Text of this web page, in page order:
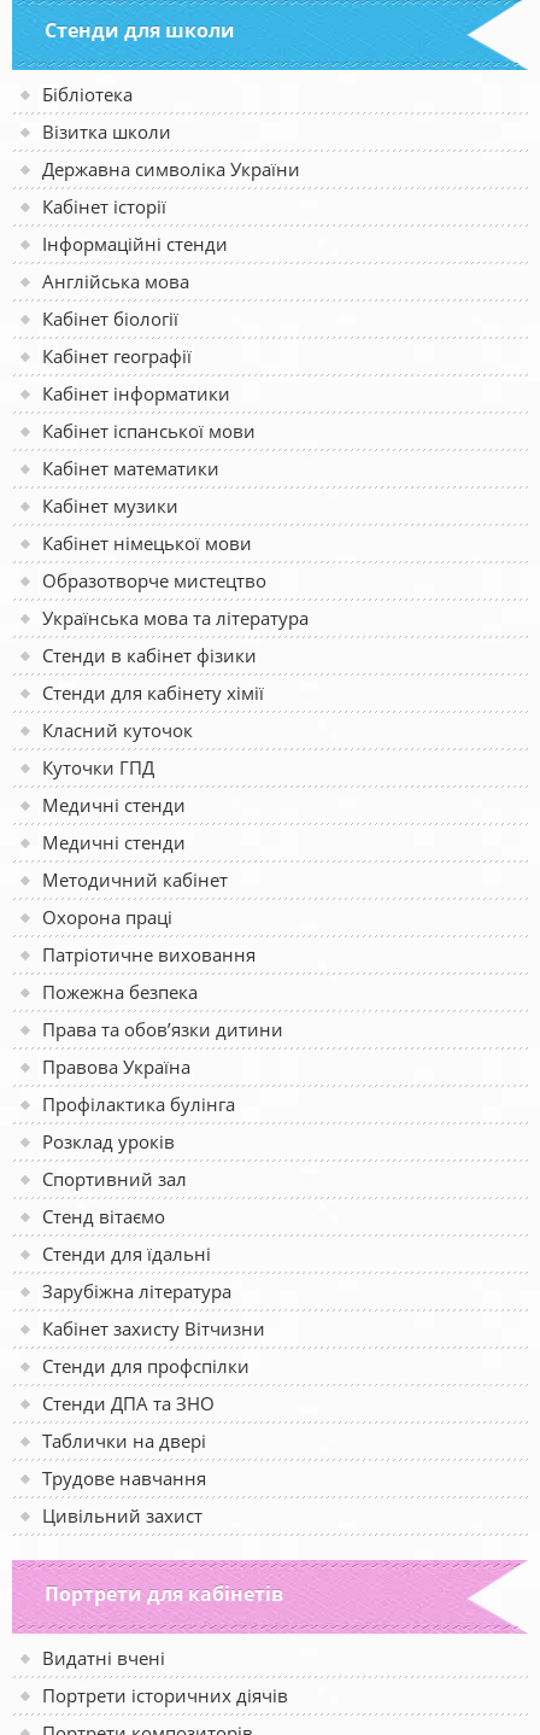
Стенди для школи
Бібліотека
Візитка школи
Державна символіка України
Кабінет історії
Інформаційні стенди
Англійська мова
Кабінет біології
Кабінет географії
Кабінет інформатики
Кабінет іспанської мови
Кабінет математики
Кабінет музики
Кабінет німецької мови
Образотворче мистецтво
Українська мова та література
Стенди в кабінет фізики
Стенди для кабінету хімії
Класний куточок
Куточки ГПД
Медичні стенди
Медичні стенди
Методичний кабінет
Охорона праці
Патріотичне виховання
Пожежна безпека
Права та обов’язки дитини
Правова Україна
Профілактика булінга
Розклад уроків
Спортивний зал
Стенд вітаємо
Стенди для їдальні
Зарубіжна література
Кабінет захисту Вітчизни
Стенди для профспілки
Стенди ДПА та ЗНО
Таблички на двері
Трудове навчання
Цивільний захист
Портрети для кабінетів
Видатні вчені
Портрети історичних діячів